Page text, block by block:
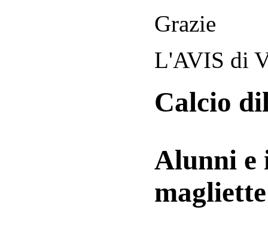
Grazie
L'AVIS di
Calcio
Alunni e